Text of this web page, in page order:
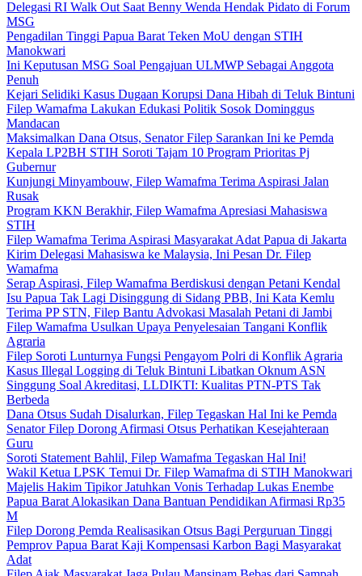
Delegasi RI Walk Out Saat Benny Wenda Hendak Pidato di Forum
MSG
Pengadilan Tinggi Papua Barat Teken MoU dengan STIH
Manokwari
Ini Keputusan MSG Soal Pengajuan ULMWP Sebagai Anggota
Penuh
Kejari Selidiki Kasus Dugaan Korupsi Dana Hibah di Teluk Bintuni
Filep Wamafma Lakukan Edukasi Politik Sosok Dominggus
Mandacan
Maksimalkan Dana Otsus, Senator Filep Sarankan Ini ke Pemda
Kepala LP2BH STIH Soroti Tajam 10 Program Prioritas Pj
Gubernur
Kunjungi Minyambouw, Filep Wamafma Terima Aspirasi Jalan
Rusak
Program KKN Berakhir, Filep Wamafma Apresiasi Mahasiswa
STIH
Filep Wamafma Terima Aspirasi Masyarakat Adat Papua di Jakarta
Kirim Delegasi Mahasiswa ke Malaysia, Ini Pesan Dr. Filep
Wamafma
Serap Aspirasi, Filep Wamafma Berdiskusi dengan Petani Kendal
Isu Papua Tak Lagi Disinggung di Sidang PBB, Ini Kata Kemlu
Terima PP STN, Filep Bantu Advokasi Masalah Petani di Jambi
Filep Wamafma Usulkan Upaya Penyelesaian Tangani Konflik
Agraria
Filep Soroti Lunturnya Fungsi Pengayom Polri di Konflik Agraria
Kasus Illegal Logging di Teluk Bintuni Libatkan Oknum ASN
Singgung Soal Akreditasi, LLDIKTI: Kualitas PTN-PTS Tak
Berbeda
Dana Otsus Sudah Disalurkan, Filep Tegaskan Hal Ini ke Pemda
Senator Filep Dorong Afirmasi Otsus Perhatikan Kesejahteraan
Guru
Soroti Statement Bahlil, Filep Wamafma Tegaskan Hal Ini!
Wakil Ketua LPSK Temui Dr. Filep Wamafma di STIH Manokwari
Majelis Hakim Tipikor Jatuhkan Vonis Terhadap Lukas Enembe
Papua Barat Alokasikan Dana Bantuan Pendidikan Afirmasi Rp35
M
Filep Dorong Pemda Realisasikan Otsus Bagi Perguruan Tinggi
Pemprov Papua Barat Kaji Kompensasi Karbon Bagi Masyarakat
Adat